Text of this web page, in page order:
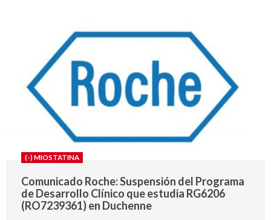
(-) MIOSTATINA
Comunicado Roche: Suspensión del Programa
de Desarrollo Clínico que estudia RG6206
(RO7239361) en Duchenne